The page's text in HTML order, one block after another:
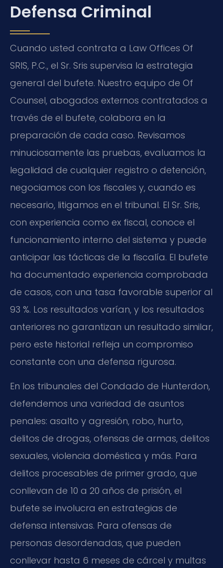
Defensa Criminal
Cuando usted contrata a Law Offices Of
SRIS, P.C., el Sr. Sris supervisa la estrategia
general del bufete. Nuestro equipo de Of
Counsel, abogados externos contratados a
través de el bufete, colabora en la
preparación de cada caso. Revisamos
minuciosamente las pruebas, evaluamos la
legalidad de cualquier registro o detención,
negociamos con los fiscales y, cuando es
necesario, litigamos en el tribunal. El Sr. Sris,
con experiencia como ex fiscal, conoce el
funcionamiento interno del sistema y puede
anticipar las tácticas de la fiscalía. El bufete
ha documentado experiencia comprobada
de casos, con una tasa favorable superior al
93 %. Los resultados varían, y los resultados
anteriores no garantizan un resultado similar,
pero este historial refleja un compromiso
constante con una defensa rigurosa.
En los tribunales del Condado de Hunterdon,
defendemos una variedad de asuntos
penales: asalto y agresión, robo, hurto,
delitos de drogas, ofensas de armas, delitos
sexuales, violencia doméstica y más. Para
delitos procesables de primer grado, que
conllevan de 10 a 20 años de prisión, el
bufete se involucra en estrategias de
defensa intensivas. Para ofensas de
personas desordenadas, que pueden
conllevar hasta 6 meses de cárcel y multas